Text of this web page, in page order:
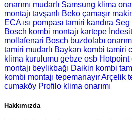
onarımı mudarlı Samsung klima
montajı tavşanlı Beko çamaşır
ECA ısı pompası tamiri kandıra
Bosch kombi montajı kartepe
mollafenari Bosch buzdolabı
tamiri mudarlı Baykan kombi tamiri
klima kurulumu gebze osb Hotpoint
montajı beylikbağı Daikin kombi
kombi montajı tepemanayır Arçelik
cumaköy Profilo klima onarımı
Hakkımızda